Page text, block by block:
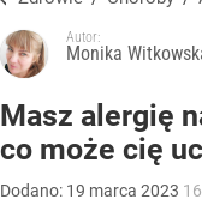
Autor:
Monika
Masz alergię
co może cię
Dodano: 19 marca 2023